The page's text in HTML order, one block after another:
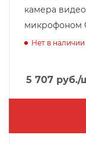
камера
микрофоном
Нет в наличии
5 707 руб./